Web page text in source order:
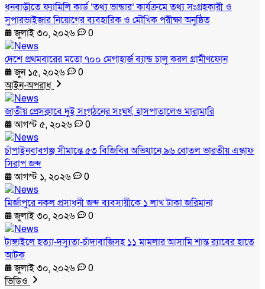
ধনবাড়ীতে ফ্যামিলি কার্ড ‘তথ্য ভান্ডার’ কার্যক্রমে তথ্য সংগ্রহকারী ও
সুপারভাইজার নিয়োগের ব্যবহারিক ও মৌখিক পরীক্ষা অনুষ্ঠিত
জুলাই ৩০, ২০২৬
0
দেশে প্রথমবারের মতো ৭০০ মেগাহার্জ ব্যান্ড চালু করল গ্রামীণফোন
জুন ১৫, ২০২৬
0
আইন-অপরাধ
জাতীয় প্রেসক্লাবে দুই সংগঠনের সংঘর্ষ, হাসপাতালেও মারামারি
আগস্ট ৫, ২০২৬
0
চাঁপাইনবাবগঞ্জ সীমান্তে ৫৩ বিজিবির অভিযানে ৯৬ বোতল ভারতীয় এস্কাফ
সিরাপ জব্দ
আগস্ট ১, ২০২৬
0
মির্জাপুরে নকল প্রসাধনী জব্দ ব্যবসায়ীকে ১ লাখ টাকা জরিমানা
জুলাই ৩০, ২০২৬
0
টাঙ্গাইলে হত্যা-দস্যুতা-চাঁদাবাজিসহ ১১ মামলার আসামি শান্ত র‍্যাবের হাতে
আটক
জুলাই ৩০, ২০২৬
0
ভিডিও